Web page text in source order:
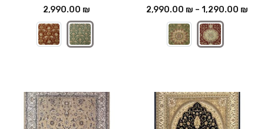
1,290.00 ₪
–
2,990.00 ₪
2,990.00 ₪